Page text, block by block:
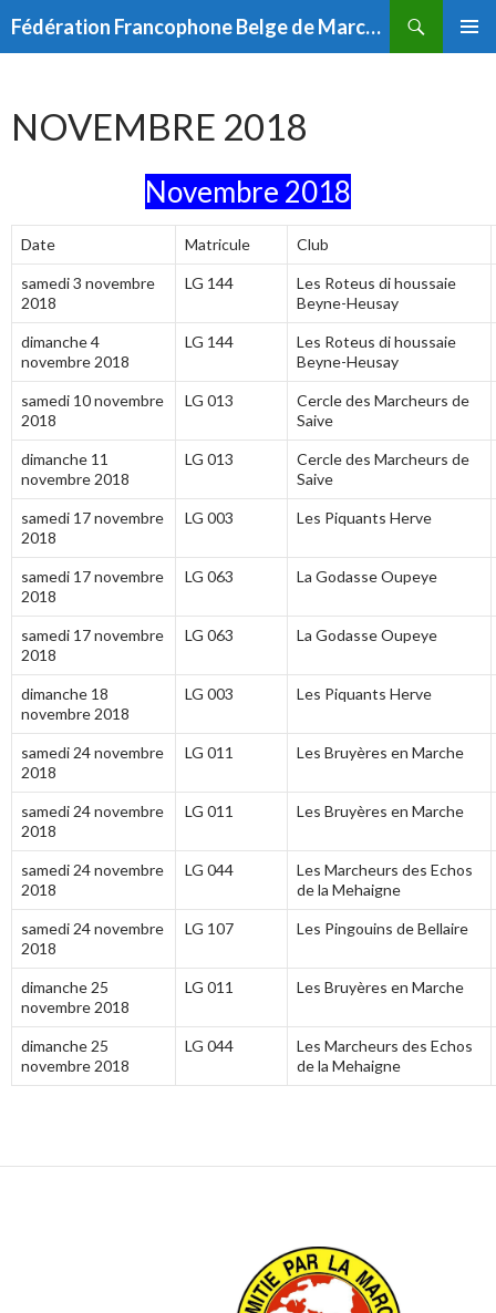
au
Fédération Francophone Belge de Marches Populaires (FFBMP)
NOVEMBRE 2018
Novembre 2018
Date Matricule Club
samedi 3 novembre
2018
LG 144
Les Roteus di houssaie
Beyne-Heusay
dimanche 4
novembre 2018
LG 144
Les Roteus di houssaie
Beyne-Heusay
samedi 10 novembre
2018
LG 013
Cercle des Marcheurs de
Saive
dimanche 11
novembre 2018
LG 013
Cercle des Marcheurs de
Saive
samedi 17 novembre
2018
LG 003 Les Piquants Herve
samedi 17 novembre
2018
LG 063 La Godasse Oupeye
samedi 17 novembre
2018
LG 063 La Godasse Oupeye
dimanche 18
novembre 2018
LG 003 Les Piquants Herve
samedi 24 novembre
2018
LG 011 Les Bruyères en Marche
samedi 24 novembre
2018
LG 011 Les Bruyères en Marche
samedi 24 novembre
2018
LG 044
Les Marcheurs des Echos
de la Mehaigne
samedi 24 novembre
2018
LG 107 Les Pingouins de Bellaire
dimanche 25
novembre 2018
LG 011 Les Bruyères en Marche
dimanche 25
novembre 2018
LG 044
Les Marcheurs des Echos
de la Mehaigne